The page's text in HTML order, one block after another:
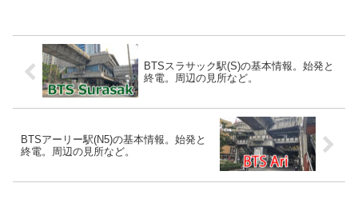
BTSスラサック駅(S)の基本情報。始発と
終電。周辺の見所など。
BTSアーリー駅(N5)の基本情報。始発と
終電。周辺の見所など。